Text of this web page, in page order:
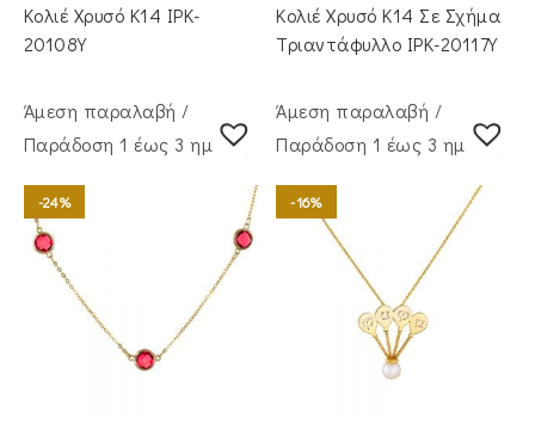
was:
€325.00.
τιμή
είναι:
Κολιέ Χρυσό Κ14 IPK-
20108Y
was:
€245.00.
τιμή
είναι:
€195.00.
Κολιέ Χρυσό Κ14 Σε Σχήμα
Τριαντάφυλλο IPK-20117Y
Άμεση παραλαβή /
Παράδoση 1 έως 3 ημέρες
-24%
Άμεση παραλαβή /
Παράδoση 1 έως 3 ημέρες
-16%